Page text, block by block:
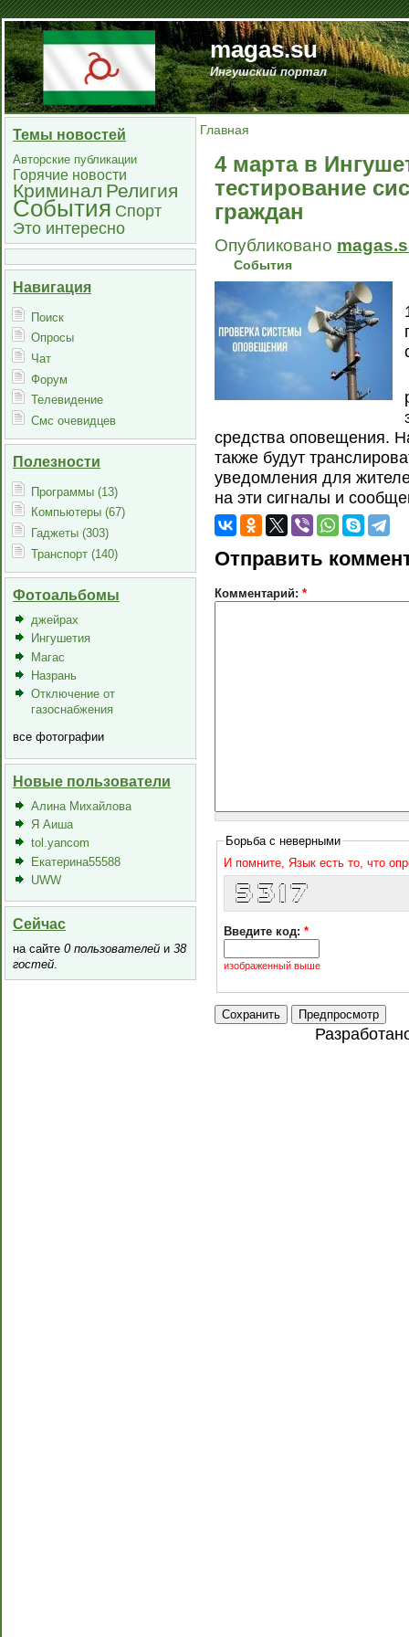
magas.su
Ингушский портал
Темы новостей
Авторские публикации
Горячие новости
Криминал Религия
События Спорт
Это интересно
Навигация
Поиск
Опросы
Чат
Форум
Телевидение
Смс очевидцев
Полезности
Программы (13)
Компьютеры (67)
Гаджеты (303)
Транспорт (140)
Фотоальбомы
джейрах
Ингушетия
Магас
Назрань
Отключение от
газоснабжения
все фотографии
Новые пользователи
Алина Михайлова
Я Аиша
tol.yancom
Екатерина55588
UWW
Сейчас
на сайте 0 пользователей и 38
гостей.
Главная
4 марта в
тестирование
граждан
Опубликовано
События
средства оповещения.
также будут
уведомления для
на эти сигналы и
Отправить
Комментарий: *
Борьба с неверными
И помните, Язык есть то, что
| ___|  |___ /  / | |___  |
|___ \    |_ \  | |    / /
  ___) |  ___) | | |   / /
|____/  |____/  |_|  /_/
Введите код: *
изображенный выше